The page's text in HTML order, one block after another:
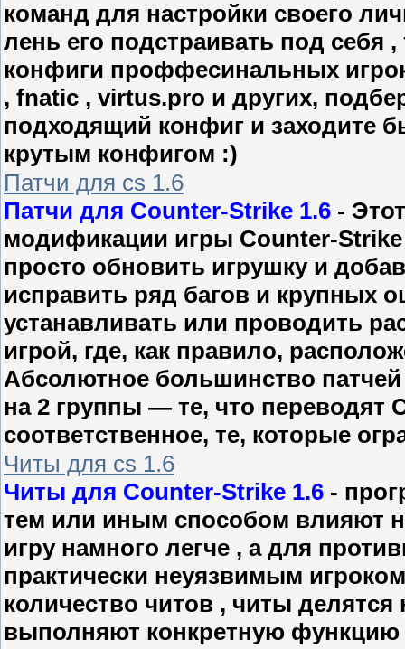
команд для настройки своего
лень его подстраивать под себя
конфиги проффесинальных
, fnatic , virtus.pro и других,
подходящий конфиг и заходите
крутым конфигом :)
Патчи для cs 1.6
Патчи для Counter-Strike 1.6 -
модификации игры Counter-
просто обновить игрушку и
исправить ряд багов и крупных
устанавливать или проводить
игрой, где, как правило,
Абсолютное большинство
на 2 группы — те, что переводят
соответственное, те, которые
Читы для cs 1.6
Читы для Counter-Strike 1.6 -
тем или иным способом влияют
игру намного легче , а для
практически неуязвимым
количество читов , читы
выполняют конкретную функцию